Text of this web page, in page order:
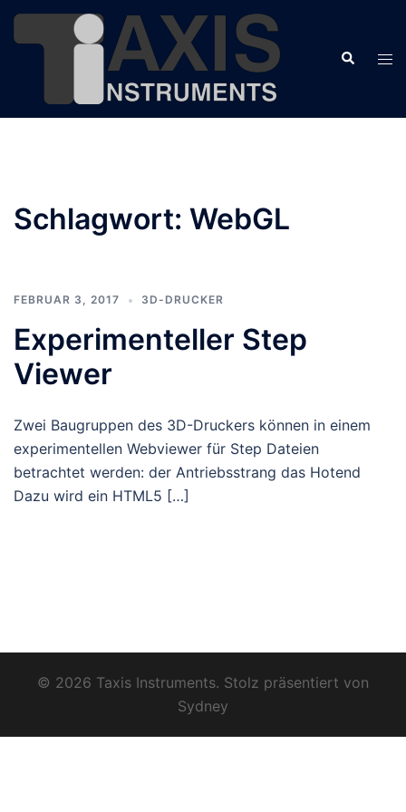
Zum
Suche
Schlagwort: WebGL
FEBRUAR 3, 2017 3D-DRUCKER
Experimenteller Step
Viewer
Zwei Baugruppen des 3D-Druckers können in einem
experimentellen Webviewer für Step Dateien
betrachtet werden: der Antriebsstrang das Hotend
Dazu wird ein HTML5 […]
© 2026 Taxis Instruments. Stolz präsentiert von
Sydney